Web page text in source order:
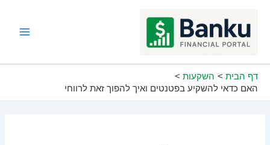
דף הבית
השקעות
האם כדאי להשקיע בפטנטים ואיך להפוך זאת לרווחי